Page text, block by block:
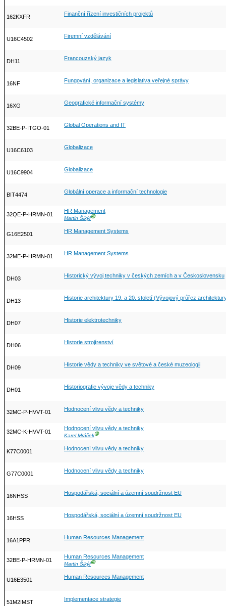
162KXFR Finanční řízení investičních projektů
U16C4502 Firemní vzdělávání
DH11 Francouzský jazyk
16NF Fungování, organizace a legislativa veřejné správy
16XG Geografické informační systémy
32BE-P-ITGO-01 Global Operations and IT
U16C6103 Globalizace
U16C9904 Globalizace
BIT4474 Globální operace a informační technologie
32QE-P-HRMN-01
HR Management
Martin ŠikýřⒼ
G16E2501 HR Management Systems
32ME-P-HRMN-01 HR Management Systems
DH03 Historický vývoj techniky v českých zemích a v Československu
DH13 Historie architektury 19. a 20. století (Vývojový průřez
DH07 Historie elektrotechniky
DH06 Historie strojírenství
DH09 Historie vědy a techniky ve světové a české muzeologii
DH01 Historiografie vývoje vědy a techniky
32MC-P-HVVT-01 Hodnocení vlivu vědy a techniky
32MC-K-HVVT-01
Hodnocení vlivu vědy a techniky
Karel MráčekⒼ
K77C0001 Hodnocení vlivu vědy a techniky
G77C0001 Hodnocení vlivu vědy a techniky
16NHSS Hospodářská, sociální a územní soudržnost EU
16HSS Hospodářská, sociální a územní soudržnost EU
16A1PPR Human Resources Management
32BE-P-HRMN-01
Human Resources Management
Martin ŠikýřⒼ
U16E3501 Human Resources Management
51M2IMST Implementace strategie